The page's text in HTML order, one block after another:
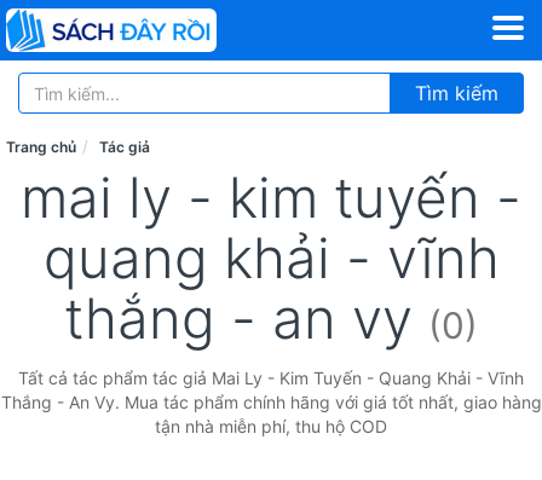
Tìm kiếm
Trang chủ Tác giả
mai ly - kim tuyến -
quang khải - vĩnh
thắng - an vy (0)
Tất cả tác phẩm tác giả Mai Ly - Kim Tuyến - Quang Khải - Vĩnh
Thắng - An Vy. Mua tác phẩm chính hãng với giá tốt nhất, giao hàng
tận nhà miễn phí, thu hộ COD